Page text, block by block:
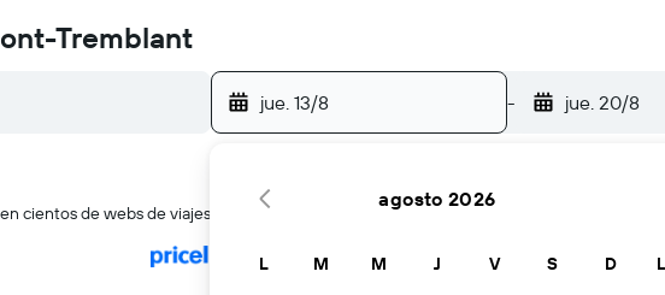
Tremblant
jue. 13/8 - jue. 20/8
cientos de webs de viajes a la vez
agosto 2026
L M M J V S D L